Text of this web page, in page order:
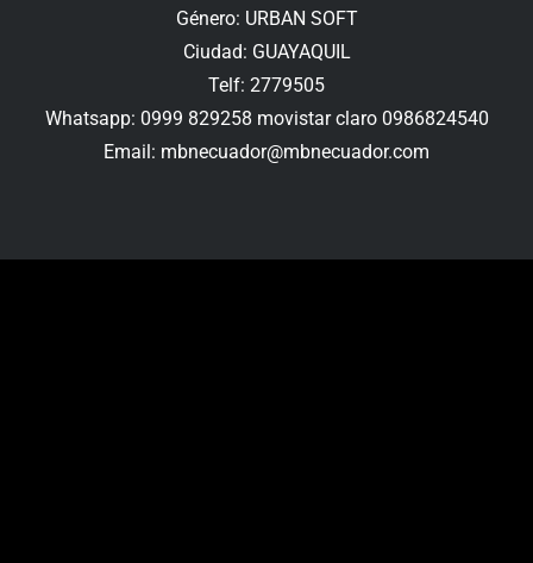
Género: URBAN SOFT
Ciudad: GUAYAQUIL
Telf: 2779505
Whatsapp: 0999 829258 movistar claro 0986824540
Email: mbnecuador@mbnecuador.com